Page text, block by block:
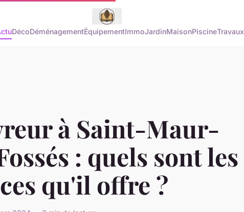
DécoDéménagementÉquipementImmoJardinMaisonPiscineTravaux
à Saint-Maur-
: quels sont les
qu'il offre ?